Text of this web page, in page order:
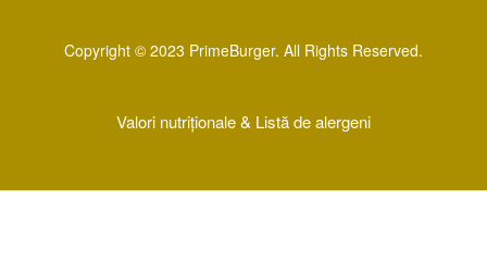
Copyright © 2023 PrimeBurger. All Rights Reserved.
Valori nutriționale & Listă de alergeni